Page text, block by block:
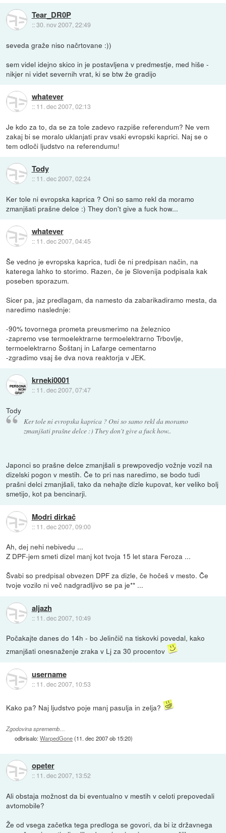
Tear_DR0P
::30. nov 2007, 22:49
seveda graže niso načrtovane :))
sem videl idejno skico in je postavljena v predmestje, med hiše -
nikjer ni videt severnih vrat, ki se btw že gradijo
whatever
:: 11. dec 2007, 02:13
Je kdo za to, da se za tole zadevo razpiše referendum? Ne vem
zakaj bi se moralo uklanjati prav vsaki evropski kaprici. Naj se o
tem odloči ljudstvo na referendumu!
Tody
:: 11. dec 2007, 02:24
Ker tole ni evropska kaprica ? Oni so samo rekl da moramo
zmanjšati prašne delce :) They don't give a fuck how...
whatever
:: 11. dec 2007, 04:45
Še vedno je evropska kaprica, tudi če ni predpisan način, na
katerega lahko to storimo. Razen, če je Slovenija podpisala kak
poseben sporazum.
Sicer pa, jaz predlagam, da namesto da zabarikadiramo mesta, da
naredimo naslednje:
-90% tovornega prometa preusmerimo na železnico
-zapremo vse termoelektrarne termoelektrarno Trbovlje,
termoelektrarno Šoštanj in Lafarge cementarno
-zgradimo vsaj še dva nova reaktorja v JEK.
krneki0001
:: 11. dec 2007, 07:47
Tody
Ker tole ni evropska kaprica ? Oni so samo rekl da moramo
zmanjšati prašne delce :) They don't give a fuck how..
Japonci so prašne delce zmanjšali s prewpovedjo vožnje vozil na
dizelski pogon v mestih. Če to pri nas naredimo, se bodo tudi
prašni delci zmanjšali, tako da nehajte dizle kupovat, ker veliko bolj
smetijo, kot pa bencinarji.
Modri dirkač
:: 11. dec 2007, 09:00
Ah, dej nehi nebivedu ...
Z DPF-jem smeti dizel manj kot tvoja 15 let stara Feroza ...
Švabi so predpisal obvezen DPF za dizle, če hočeš v mesto. Če
tvoje vozilo ni več nadgradljivo se pa je** ...
aljazh
:: 11. dec 2007, 10:49
Počakajte danes do 14h - bo Jelinčič na tiskovki povedal, kako
zmanjšati onesnaženje zraka v Lj za 30 procentov
username
:: 11. dec 2007, 10:53
Kako pa? Naj ljudstvo poje manj pasulja in zelja?
Zgodovina sprememb…
odbrisalo:WarpedGone(11. dec 2007 ob 15:20)
opeter
:: 11. dec 2007, 13:52
Ali obstaja možnost da bi eventualno v mestih v celoti prepovedali
avtomobile?
Že od vsega začetka tega predloga se govori, da bi iz državnega